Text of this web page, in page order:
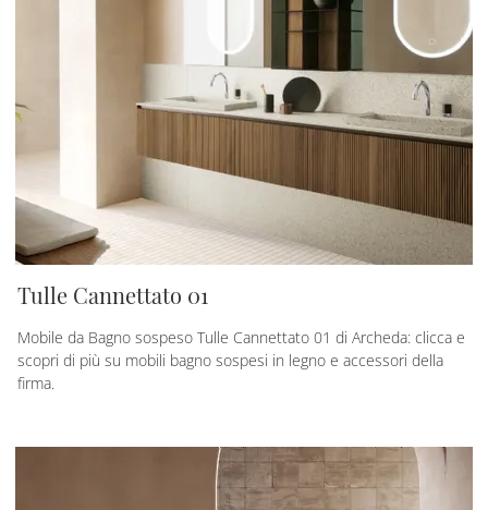
Tulle Cannettato 01
Mobile da Bagno sospeso Tulle Cannettato 01 di Archeda: clicca e
scopri di più su mobili bagno sospesi in legno e accessori della
firma.